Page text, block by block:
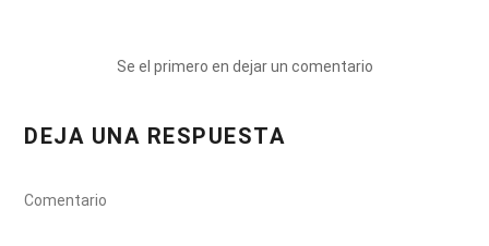
Se el primero en dejar un comentario
DEJA UNA RESPUESTA